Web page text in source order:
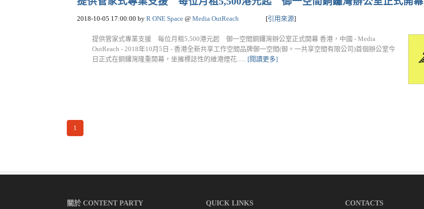
2018-10-05 17:00:00 by R ONE Space @ Media OutReach [引用來源]
提供管家式專業支援 每位月租5,500港元起 御一空間銅鑼灣辦公室正式開幕 香港，中國 - Media
OutReach - 2018年10月5日 - 香港全新共享工作空間品牌御一空間(御。一共享空間有限公司)首個辦公室今
日正式在銅鑼灣隆重開幕，坐擁標誌性的維港煙花...... [閱讀更多]
1
關於 CONTENT PARTY QUICK LINKS CONTACTS